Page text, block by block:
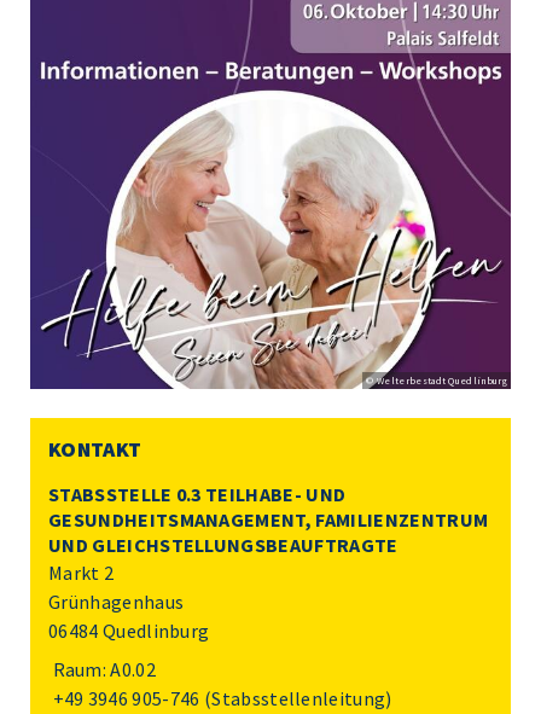
© Welterbestadt Quedlinburg
KONTAKT
STABSSTELLE 0.3 TEILHABE- UND
GESUNDHEITSMANAGEMENT, FAMILIENZENTRUM
UND GLEICHSTELLUNGSBEAUFTRAGTE
Markt 2
Grünhagenhaus
06484 Quedlinburg
Raum: A0.02
+49 3946 905-746 (Stabsstellenleitung)